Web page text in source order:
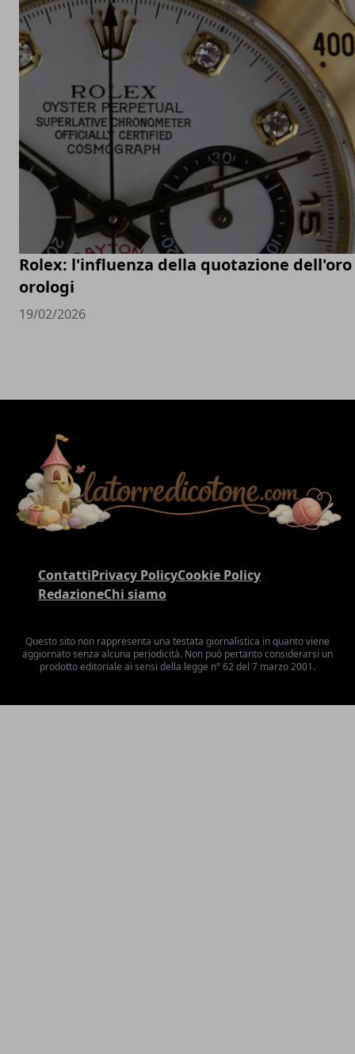
Rolex: l'influenza della quotazione
orologi
19/02/2026
ContattiPrivacy PolicyCookie Policy
RedazioneChi siamo
Questo sito non rappresenta una testata giornalistica in quanto viene
aggiornato senza alcuna periodicità. Non può pertanto considerarsi un
prodotto editoriale ai sensi della legge n° 62 del 7 marzo 2001.